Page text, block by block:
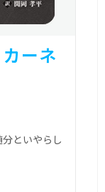
ーネ
といやらし